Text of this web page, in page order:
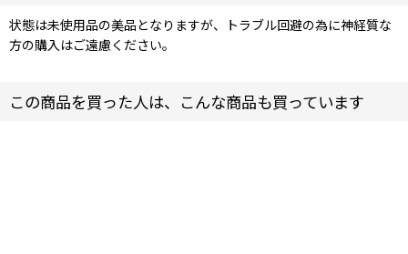
状態は未使用品の美品となりますが、トラブル回避の為に神経質な
方の購入はご遠慮ください。
この商品を買った人は、こんな商品も買っています